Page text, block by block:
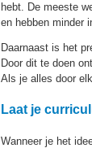
hebt. De meeste
en hebben minder
Daarnaast is het
Door dit te doen
Als je alles door
Laat je
Wanneer je het